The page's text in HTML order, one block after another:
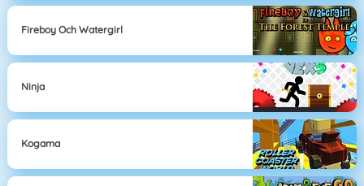
Fireboy Och Watergirl
Ninja
Kogama